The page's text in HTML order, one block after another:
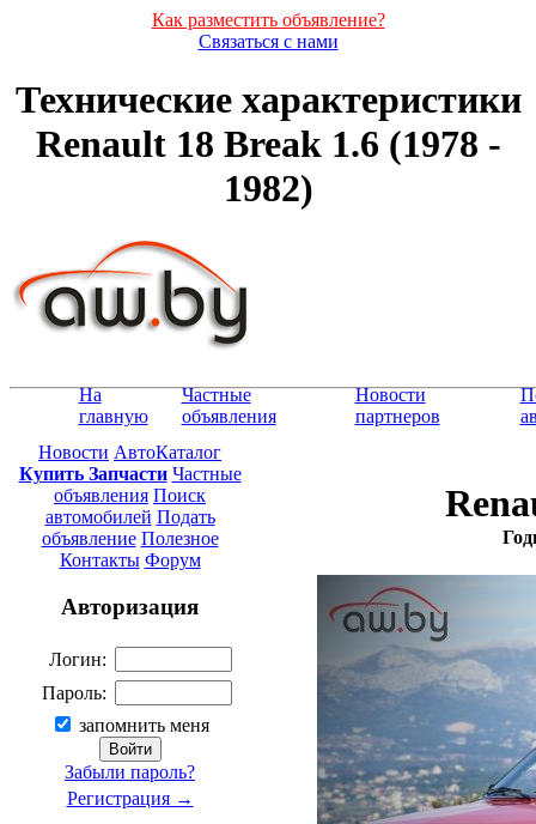
Как разместить объявление?
Связаться с нами
Технические характеристики
Renault 18 Break 1.6 (1978 -
1982)
На
главную
Частные
объявления
Новости
партнеров
Новости АвтоКаталог
Купить Запчасти Частные
объявления Поиск
автомобилей Подать
объявление Полезное
Контакты Форум
Авторизация
Логин:
Пароль:
запомнить меня
Забыли пароль?
Регистрация →